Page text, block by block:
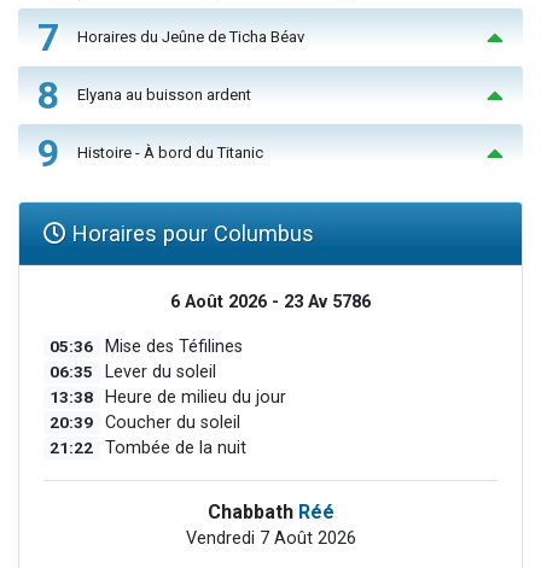
7 Horaires du Jeûne de Ticha Béav
8 Elyana au buisson ardent
9 Histoire - À bord du Titanic
Horaires pour Columbus
6 Août 2026 - 23 Av 5786
05:36 Mise des Téfilines
06:35 Lever du soleil
13:38 Heure de milieu du jour
20:39 Coucher du soleil
21:22 Tombée de la nuit
Chabbath Réé
Vendredi 7 Août 2026